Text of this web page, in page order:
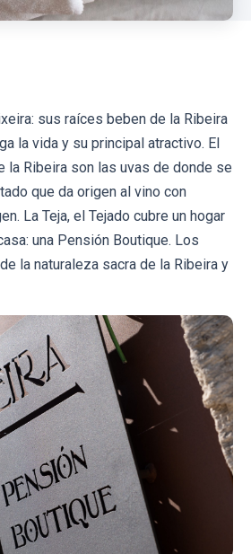
sus raíces beben de la Ribeira
la vida y su principal atractivo. El
la Ribeira son las uvas de donde se
que da origen al vino con
La Teja, el Tejado cubre un hogar
una Pensión Boutique. Los
la naturaleza sacra de la Ribeira y